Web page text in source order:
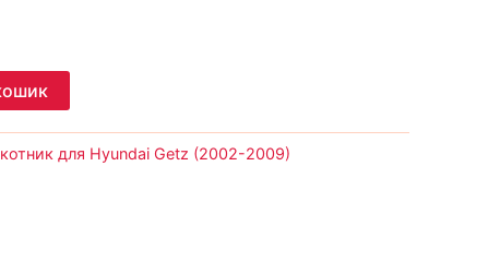
для Hyundai Getz (2002-2009)